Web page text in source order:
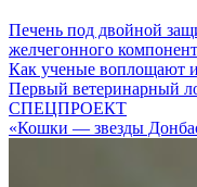
Печень под двойной
желчегонного
Как ученые воплощают
Первый ветеринарный
СПЕЦПРОЕКТ
«Кошки — звезды